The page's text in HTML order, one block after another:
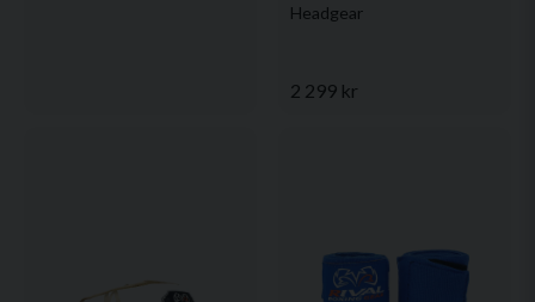
Headgear
2 299 kr